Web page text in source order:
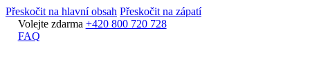
Přeskočit na hlavní obsah Přeskočit na zápatí
Volejte zdarma +420 800 720 728
FAQ